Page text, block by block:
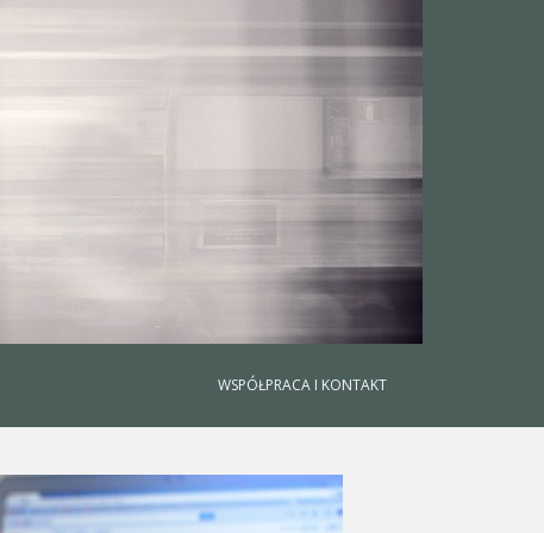
WSPÓŁPRACA I KONTAKT